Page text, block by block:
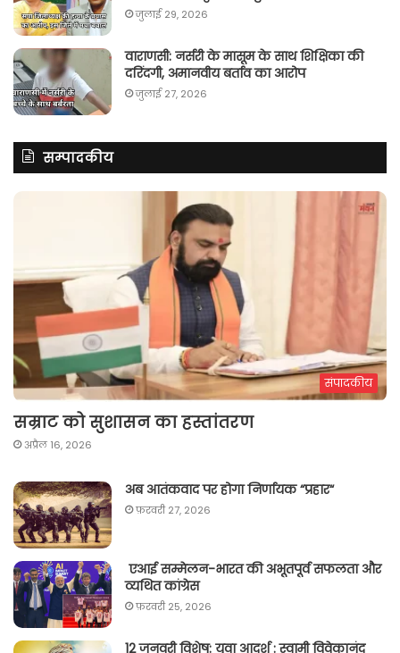
जुलाई 29, 2026
वाराणसी: नर्सरी के मासूम के साथ शिक्षिका की
दरिंदगी, अमानवीय बर्ताव का आरोप
जुलाई 27, 2026
सम्पादकीय
संपादकीय
सम्राट को सुशासन का हस्तांतरण
अप्रैल 16, 2026
अब आतंकवाद पर होगा निर्णायक “प्रहार“
फ़रवरी 27, 2026
एआई सम्मेलन-भारत की अभूतपूर्व सफलता और
व्यथित कांग्रेस
फ़रवरी 25, 2026
12 जनवरी विशेष: युवा आदर्श : स्वामी विवेकानंद